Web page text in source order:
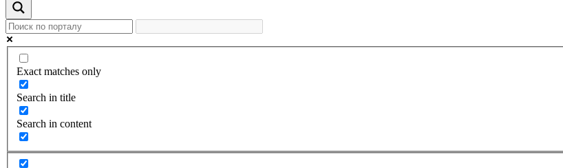
Exact matches only
Search in title
Search in content